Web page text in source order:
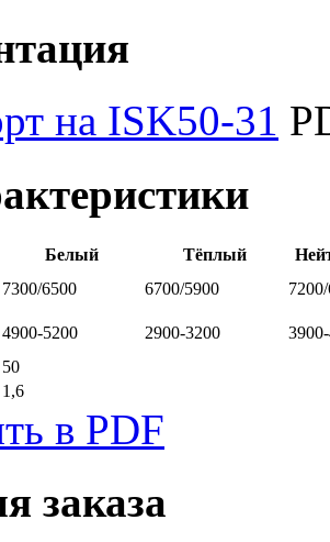
на ISK50-31
Белый Тёплый
7300/6500 6700/5900
4900-5200 2900-3200
50
1,6
в PDF
заказа